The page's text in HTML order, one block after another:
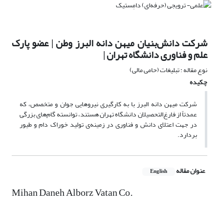
شرکت دانش‌بنیان میهن دانه البرز وطن | عضو پارک
علم و فناوری دانشگاه تهران |
نوع مقاله : تبلیغات (حامی مالی)
چکیده
شرکت میهن دانه البرز با به کارگیری نیروهایی جوان و متخصص، که
عمدتاً از فارغ‌التحصیلان دانشگاه تهران هستند، توانسته گام‌های بزرگی
در جهت اعتلای دانش و فناوری در زمینه‌ی تولید خوراک دام و طیور
بردارد.
عنوان مقاله English
Mihan Daneh Alborz Vatan Co.